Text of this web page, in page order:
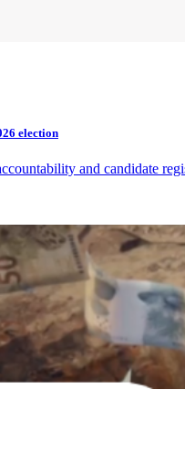
election
and candidate